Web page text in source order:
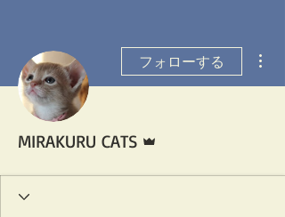
フォローする
MIRAKURU CATS